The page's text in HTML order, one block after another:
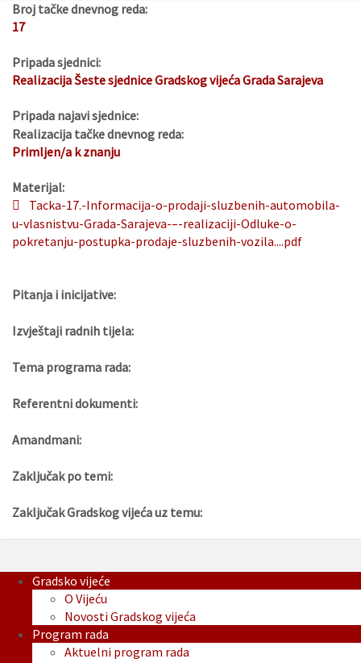
Broj tačke dnevnog reda:
17
Pripada sjednici:
Realizacija Šeste sjednice Gradskog vijeća Grada Sarajeva
Pripada najavi sjednice:
Realizacija tačke dnevnog reda:
Primljen/a k znanju
Materijal:
Tacka-17.-Informacija-o-prodaji-sluzbenih-automobila-
u-vlasnistvu-Grada-Sarajeva-–-realizaciji-Odluke-o-
pokretanju-postupka-prodaje-sluzbenih-vozila....pdf
Pitanja i inicijative:
Izvještaji radnih tijela:
Tema programa rada:
Referentni dokumenti:
Amandmani:
Zaključak po temi:
Zaključak Gradskog vijeća uz temu:
Gradsko vijeće
O Vijeću
Novosti Gradskog vijeća
Program rada
Aktuelni program rada